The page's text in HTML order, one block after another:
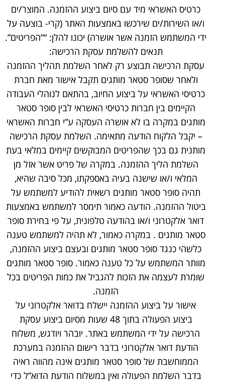
כרטיס האשראי מיד עם סיום ביצוע ההזמנה. המוצר/ים
ו/או השירות/ים שירכשו באמצעות האתר (קרי- בוצעה על
ידי המשתמש הזמנה אשר אושרה) יכונו להלן: “”הפריטים”.
תנאים להשלמת עסקת הרכישה:
עסקת הרכישה תבוצע רק לאחר השלמת תהליך ההזמנה
ולאחר שסופר סטאר מותגים תקבל אישור מאת חברת
כרטיסי האשראי על ביצוע החיוב, בהתאם לנוהלי העבודה
הקיימים בין חברות כרטיסי האשראי לבין סופר סטאר
מותגים במקרה בו לא אושרה העסקה ע”י חברות האשראי
– יקבל הלקוח הודעה מתאימה. השלמת עסקת הרכישה
מותנית גם בכך שהפריטים המבוקשים קיימים במלאי בעת
השלמת הליך ההזמנה. במקרה של פריט אשר אזל מן
המלאי ו/או שישנה בעיה באספקתו, מכל סיבה שהיא,
תהיה סופר סטאר מותגים רשאית להודיע למשתמש על
ביטול ההזמנה. הודעה כאמור תימסר למשתמש באמצעות
דואר אלקטרוני ו/או בהודעה טלפונית, על פי בחירת סופר
סטאר מותגים . במקרה כאמור, לא תהיה למשתמש טענה
כלשהי כנגד סופר סטאר מותגים ובעצם ביצוע ההזמנה,
מוותר המשתמש על כל טענה כאמור. סופר סטאר מותגים
שומרת לעצמה את הזכות להגביל את כמות הפריטים בכל
הזמנה.
אישור על ביצוע ההזמנה יישלח בדואר אלקטרוני על
ביצוע הפעולה בתוך 48 שעות מסיום ביצוע עסקת
הרכישה על ידי המשתמש באתר. יובהר ויודגש, משלוח
הודעת דואר אלקטרוני בדבר רישום ההזמנה במערכת
הממוחשבת של סופר סטאר מותגים אינה מהווה ראיה
בדבר השלמת הפעולה ואין במשלוח הודעת הדוא”ל כדי